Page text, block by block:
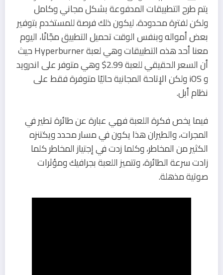
يتم طرح التطبيقات المدفوعة بشكل مجاني وكامل
ولكن لفترة محدودة، ليكون ذلك فرصة للمستخدم بتوفير
بعض أمواله وبنفس الوقت تحميل التطبيق مجّانًا، اليوم
معنا أحد هذه التطبيقات وهي لعبة Hyperburner حيث
أن السعر الحقيقي للعبة 2.99$ وهي متوفر على اندرويد
و iOS ولكن الإتاحة المجانية حاليًا متوفرة فقط على
نظام أبل.
فيما يخص فكرة اللعبة فهي عبارة عن طائرة تطير في
المجرات، والطيران هذا يكون في مسار محدد ويكتنزه
الكثير من المخاطر، وكلما زدت في إجتياز المخاطر كلما
زادت سرعة الطائرة، وتتميز اللعبة بجرافيك ومؤثرات
صوتية مذهلة.